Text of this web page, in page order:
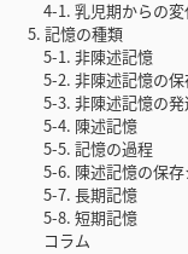
4-1. 乳児期からの変
5. 記憶の種類
5-1. 非陳述記憶
5-2. 非陳述記憶の保
5-3. 非陳述記憶の発
5-4. 陳述記憶
5-5. 記憶の過程
5-6. 陳述記憶の保存
5-7. 長期記憶
5-8. 短期記憶
コラム